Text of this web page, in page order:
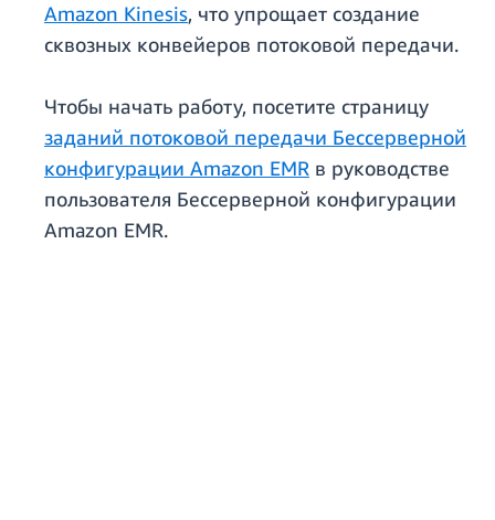
Amazon Kinesis, что упрощает создание
сквозных конвейеров потоковой передачи.
Чтобы начать работу, посетите страницу
заданий потоковой передачи Бессерверной
конфигурации Amazon EMR в руководстве
пользователя Бессерверной конфигурации
Amazon EMR.